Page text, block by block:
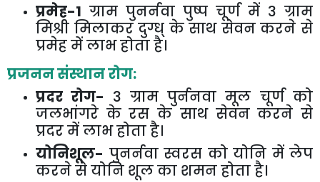
प्रमेह-1 ग्राम पुनर्नवा पुष्प चूर्ण में 3 ग्राम
मिश्री मिलाकर दुग्ध् के साथ सेवन करने से
प्रमेह में लाभ होता है।
प्रजनन संस्थान रोग:
प्रदर रोग- 3 ग्राम पुर्ननवा मूल चूर्ण को
जलभांगरे के रस के साथ सेवन करने से
प्रदर में लाभ होता है।
योनिशूल- पुनर्नवा स्वरस को योनि में लेप
करने से योनि शूल का शमन होता है।